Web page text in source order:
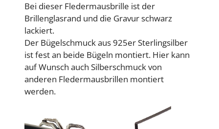
Bei dieser Fledermausbrille ist der
Brillenglasrand und die Gravur schwarz
lackiert.
Der Bügelschmuck aus 925er Sterlingsilber
ist fest an beide Bügeln montiert. Hier kann
auf Wunsch auch Silberschmuck von
anderen Fledermausbrillen montiert
werden.